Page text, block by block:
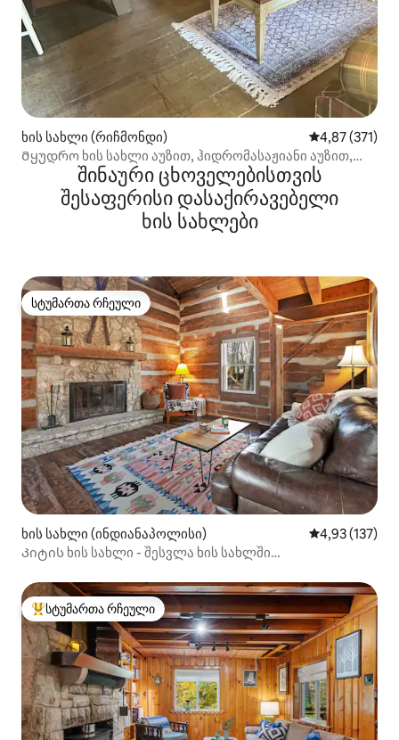
ხის სახლი (რიჩმონდი) საშუალო
4,87 (371)
Მყუდრო ხის სახლი აუზით, ჰიდრომასაჟიანი აუზით,
გასაშლელი ბაღებითა და ბაღებით
შინაური ცხოველებისთვის
შესაფერისი დასაქირავებელი
ხის სახლები
სტუმართა რჩეული
სტუმართა რჩეული
ხის სახლი (ინდიანაპოლისი) საშუალო
4,93 (137)
Კიტის ხის სახლი - შესვლა ხის სახლში
სტუმართა რჩეული მოწინავე ვარიანტი
სტუმართა რჩეული